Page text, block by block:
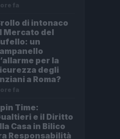
ore fa
di intonaco
Mercato del
un
per la
degli
a Roma?
ore fa
Time:
e il Diritto
Casa in Bilico
Responsabilità